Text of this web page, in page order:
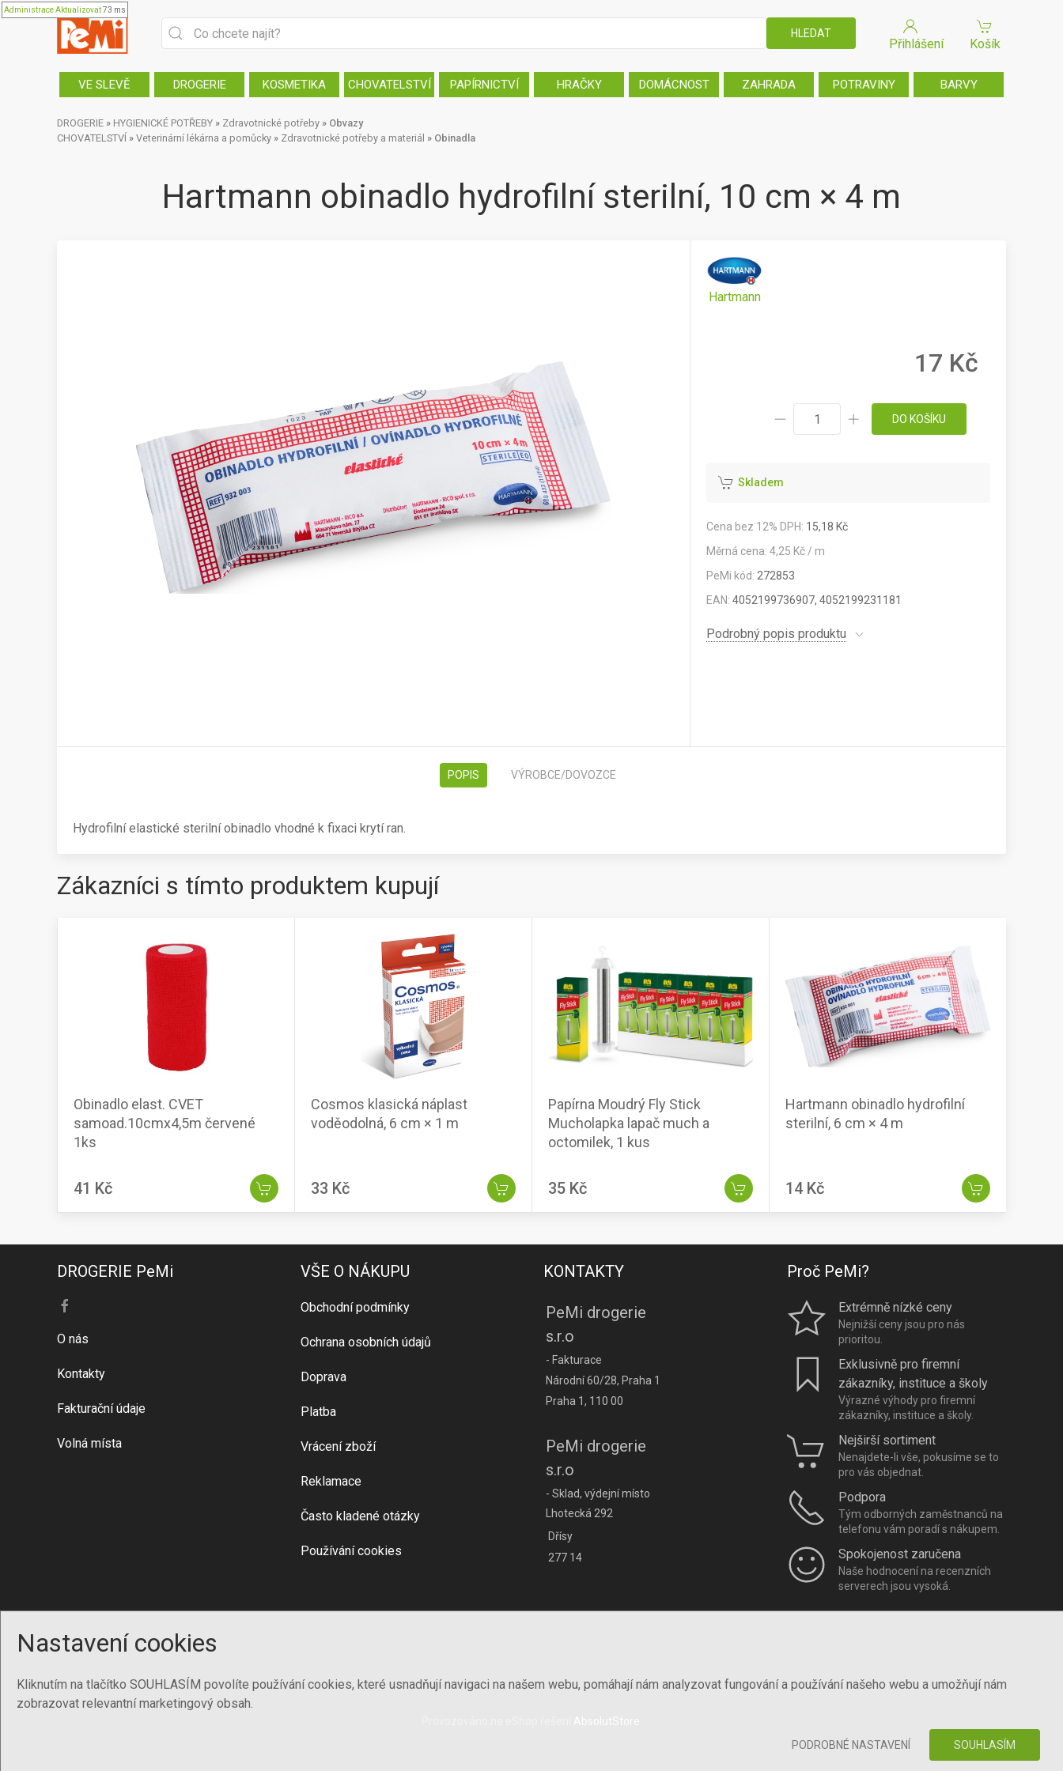
AdministraceAktualizovat73 ms
Nastavení cookies
Kliknutím na tlačítko SOUHLASÍM povolíte používání cookies, které usnadňují navigaci na našem webu, pomáhají nám analyzovat fungování a používání našeho webu a umožňují nám
zobrazovat relevantní marketingový obsah.
PODROBNÉ NASTAVENÍ SOUHLASÍM
Přihlášení Košík
VE SLEVĚ DROGERIE KOSMETIKA CHOVATELSTVÍ PAPÍRNICTVÍ HRAČKY DOMÁCNOST ZAHRADA POTRAVINY BARVY
DROGERIE » HYGIENICKÉ POTŘEBY » Zdravotnické potřeby » Obvazy
CHOVATELSTVÍ » Veterinární lékárna a pomůcky » Zdravotnické potřeby a materiál » Obinadla
Hartmann obinadlo hydrofilní sterilní, 10 cm × 4 m
Hartmann
17 Kč
DO KOŠÍKU
Skladem
Cena bez 12% DPH: 15,18 Kč
Měrná cena: 4,25 Kč / m
PeMi kód: 272853
EAN:4052199736907, 4052199231181
Podrobný popis produktu
POPIS VÝROBCE/DOVOZCE
Hydrofilní elastické sterilní obinadlo vhodné k fixaci krytí ran.
Zákazníci s tímto produktem kupují
Obinadlo elast. CVET
samoad.10cmx4,5m červené
1ks
41 Kč
Cosmos klasická náplast
voděodolná, 6 cm × 1 m
33 Kč
Papírna Moudrý Fly Stick
Mucholapka lapač much a
octomilek, 1 kus
35 Kč
Hartmann obinadlo hydrofilní
sterilní, 6 cm × 4 m
14 Kč
DROGERIE PeMi
O nás
Kontakty
Fakturační údaje
Volná místa
VŠE O NÁKUPU
Obchodní podmínky
Ochrana osobních údajů
Doprava
Platba
Vrácení zboží
Reklamace
Často kladené otázky
Používání cookies
KONTAKTY
PeMi drogerie
s.r.o
- Fakturace
Národní 60/28, Praha 1
Praha 1, 110 00
PeMi drogerie
s.r.o
- Sklad, výdejní místo
Lhotecká 292
Dřísy
277 14
Proč PeMi?
Extrémně nízké ceny
Nejnižší ceny jsou pro nás
prioritou.
Exklusivně pro firemní
zákazníky, instituce a školy
Výrazné výhody pro firemní
zákazníky, instituce a školy.
Nejširší sortiment
Nenajdete-li vše, pokusíme se to
pro vás objednat.
Podpora
Tým odborných zaměstnanců na
telefonu vám poradí s nákupem.
Spokojenost zaručena
Naše hodnocení na recenzních
serverech jsou vysoká.